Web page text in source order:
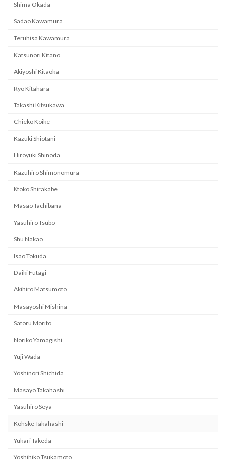
Shima Okada
Sadao Kawamura
Teruhisa Kawamura
Katsunori Kitano
Akiyoshi Kitaoka
Ryo Kitahara
Takashi Kitsukawa
Chieko Koike
Kazuki Shiotani
Hiroyuki Shinoda
Kazuhiro Shimonomura
Ktoko Shirakabe
Masao Tachibana
Yasuhiro Tsubo
Shu Nakao
Isao Tokuda
Daiki Futagi
Akihiro Matsumoto
Masayoshi Mishina
Satoru Morito
Noriko Yamagishi
Yuji Wada
Yoshinori Shichida
Masayo Takahashi
Yasuhiro Seya
Kohske Takahashi
Yukari Takeda
Yoshihiko Tsukamoto